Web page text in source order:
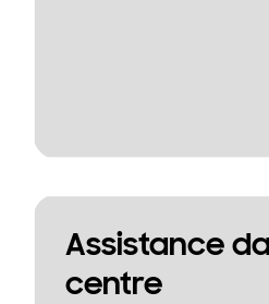
Assistance
centre